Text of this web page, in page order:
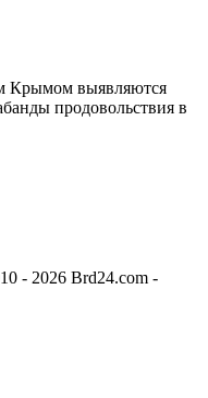
Крымом выявляются
продовольствия в
- 2026 Brd24.com -